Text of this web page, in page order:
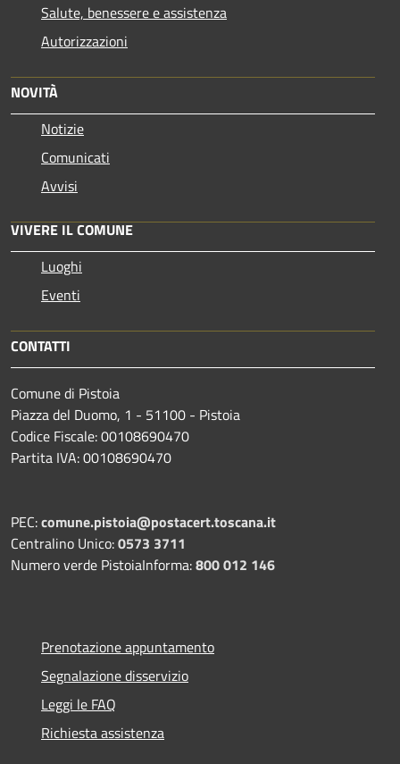
Salute, benessere e assistenza
Autorizzazioni
NOVITÀ
Notizie
Comunicati
Avvisi
VIVERE IL COMUNE
Luoghi
Eventi
CONTATTI
Comune di Pistoia
Piazza del Duomo, 1 - 51100 - Pistoia
Codice Fiscale: 00108690470
Partita IVA: 00108690470
PEC:comune.pistoia@postacert.toscana.it
Centralino Unico:0573 3711
Numero verde PistoiaInforma:800 012 146
Prenotazione appuntamento
Segnalazione disservizio
Leggi le FAQ
Richiesta assistenza